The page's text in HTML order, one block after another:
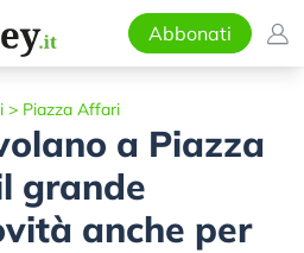
Abbonati
> Piazza Affari
a Piazza
grande
anche per